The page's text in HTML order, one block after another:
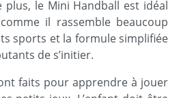
plus, le Mini Handball est idéal
il rassemble beaucoup
sports et la formule simplifiée
de s’initier.
faits pour apprendre à jouer